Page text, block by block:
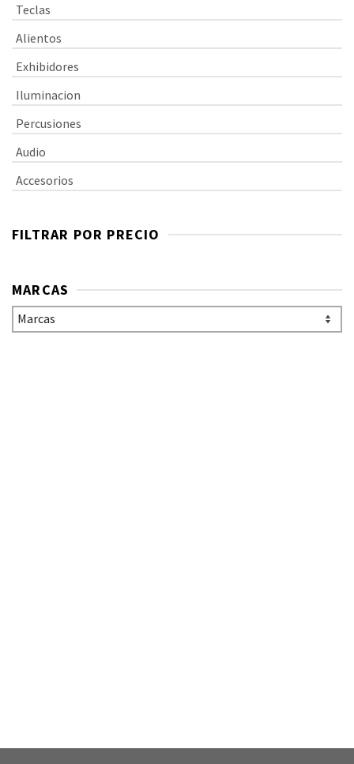
Teclas
Alientos
Exhibidores
Iluminacion
Percusiones
Audio
Accesorios
FILTRAR POR PRECIO
MARCAS